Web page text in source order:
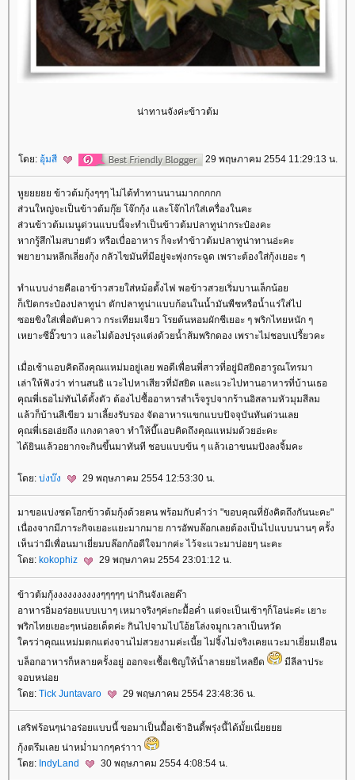
น่าทานจังค่ะข้าวต้ม
ดย: อุ้มสี 29 พฤษภาคม 2554 11:29:13 น.
หูยยยยย ข้าวต้มกุ้งๆๆๆ ไม่ได้ทำทานนานมากกกกก
ส่วนใหญ่จะเป็นข้าวต้มกุ๊ย โจ๊กกุ้ง และโจ๊กไก่ใส่เครื่องในคะ
ส่วนข้าวต้มเมนูด่วนแบบนี้จะทำเป็นข้าวต้มปลาทูน่ากระป๋องคะ
หากรู้สึกไมสบายตัว หรือเบื่ออาหาร ก็จะทำข้าวต้มปลาทูน่าทานอ่ะคะ
พยายามหลีกเลี่ยงกุ้ง กลัวไขมันที่มีอยู่จะพุ่งกระฉูด เพราะต้องใส่กุ้งเยอะ ๆ
ทำแบบง่ายคือเอาข้าวสวยใส่หม้อตั้งไฟ พอข้าวสวยเริ่มบานเล็กน้อ
ก็เปิดกระป๋องปลาทูน่า ตักปลาทูน่าแบบก้อนในน้ำมันพืชหรือน้ำแร่ใส่ไป
ซอยขิงใส่เพื่อดับคาว กระเทียมเจียว โรยต้นหอมผักชีเยอะ ๆ พริกไทยหนัก ๆ
เหยาะซีอิ๊วขาว และไม่ต้องปรุงแต่งด้วยน้ำส้มพริกดอง เพราะไม่ชอบเปรี้ยวคะ
เมื่อเช้าแอบคิดถึงคุณแหม่มอยู่เลย พอดีเพื่อนพี่สาวที่อยู่มิสยิดฮารูณโทรมา
เล่าให้ฟังว่า ท่านสนธิ แวะไปหาเสียวที่มัสยิด และแวะไปทานอาหารที่บ้านเธอ
คุณพี่เธอไม่ทันได้ตั้งตัว ต้องไปซื้ออาหารสำเร็จรูปจากร้านอิสลามหัวมุมสีลม
ล้วก็บ้านสีเขียว มาเลี้ยงรับรอง จัดอาหารแขกแบบปัจจุบันทันด่วนเล
คุณพี่เธอเอ่ยถึง แกงดาลจา ทำให้บี๊แอบคิดถึงคุณแหม่มด้วยอ่ะคะ
ได้ยินแล้วอยากจะกินขึ้นมาทันที ชอบแบบข้น ๆ แล้วเอาขนมปังลงจิ้มคะ
ดย: บ่งบ๊ง 29 พฤษภาคม 2554 12:53:30 น.
มาขอแบ่งซดโฮกข้าวต้มกุ้งด้วยคน พร้อมกับคำว่า "ขอบคุณที่ยังคิดถึงกันนะคะ"
เนื่องจากมีภาระกิจเยอะแยะมากมาย การอัพบล๊อกเลยต้องเป็นไปแบบนานๆ ครั้ง
เห็นว่ามีเพื่อนมาเยี่ยมบล๊อกก้อดีใจมากค่ะ ไว้จะแวะมาบ่อยๆ นะคะ
ดย: kokophiz 29 พฤษภาคม 2554 23:01:12 น.
ข้าวต้มกุ้งงงงงงงงงงๆๆๆๆๆ น่ากินจังเลยค๊า
อาหารอิ่มอร่อยแบบเบาๆ เหมาจริงๆค่ะกะมื้อค่ำ แต่จะเป็นเช้าๆก็โอน่ะค่ะ เยาะ
พริกไทยเยอะๆหน่อยเด็ดค่ะ กินไปจามไปโอ้ยโล่งจมูกเวลาเป็นหวัด
ครว่าคุณแหม่มตกแต่งจานไม่สวยงามค่ะเนี้ย ไม่จิ้งไม่จริงเคยแวะมาเยี่ยมเยือน
บล็อกอาหารก็หลายครั้งอยู่ ออกจะเชื้อเชิญให้น้ำลายยยไหลยืด
มีลีลาประ
จอบหน่อ
ดย: Tick Juntavaro 29 พฤษภาคม 2554 23:48:36 น.
เสริฟร้อนๆน่าอร่อยแบบนี้ ขอมาเป็นมื้อเช้าอินดี้พรุ่งนี้ได้มั้ยเนี่
กุ้งตรึมเลย น่าหม่ำมากๆคร่าาา
ดย: IndyLand 30 พฤษภาคม 2554 4:08:54 น.